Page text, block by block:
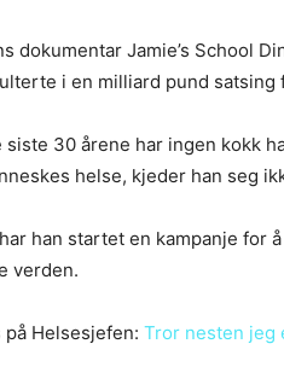
dokumentar Jamie’s School
i en milliard pund
siste 30 årene har ingen kokk
helse, kjeder han seg
han startet en kampanje for
verden.
på Helsesjefen: Tror nesten